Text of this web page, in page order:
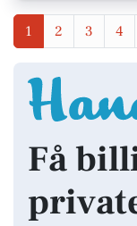
1 2 3 4
Få